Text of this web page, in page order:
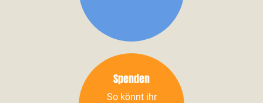
Spenden
So könnt ihr